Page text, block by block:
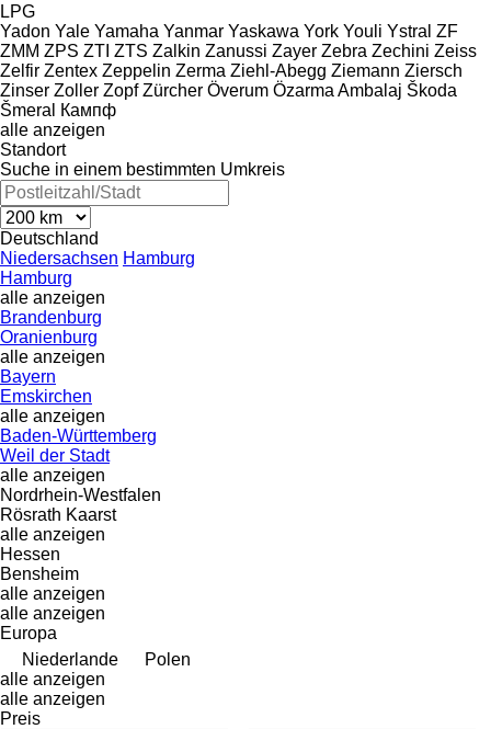
LPG
Yadon Yale Yamaha Yanmar Yaskawa York Youli Ystral ZF
ZMM ZPS ZTI ZTS Zalkin Zanussi Zayer Zebra Zechini Zeiss
Zelfir Zentex Zeppelin Zerma Ziehl-Abegg Ziemann Ziersch
Zinser Zoller Zopf Zürcher Överum Özarma Ambalaj Škoda
Šmeral
Кампф
alle anzeigen
Standort
Suche in einem bestimmten Umkreis
Deutschland
Niedersachsen Hamburg
Hamburg
alle anzeigen
Brandenburg
Oranienburg
alle anzeigen
Bayern
Emskirchen
alle anzeigen
Baden-Württemberg
Weil der Stadt
alle anzeigen
Nordrhein-Westfalen
Rösrath Kaarst
alle anzeigen
Hessen
Bensheim
alle anzeigen
alle anzeigen
Europa
Niederlande
Polen
alle anzeigen
alle anzeigen
Preis